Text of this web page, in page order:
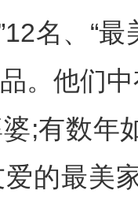
名、“
。他们
;有数年
的最美